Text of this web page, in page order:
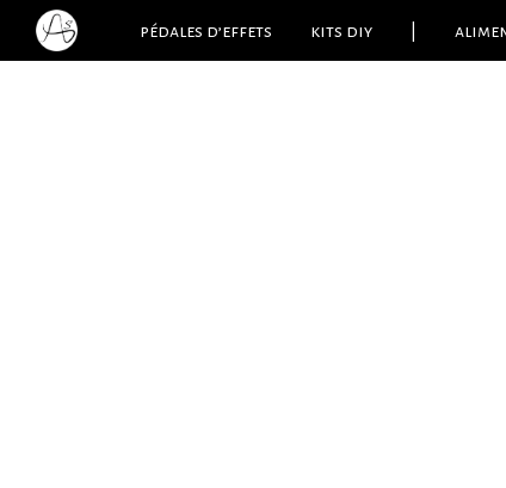
pédales d’effets kits diy